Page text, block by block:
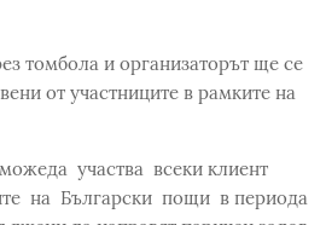
томбола и организаторът ще се
от участниците в рамките на
участва всеки клиент
на Български пощи в периода